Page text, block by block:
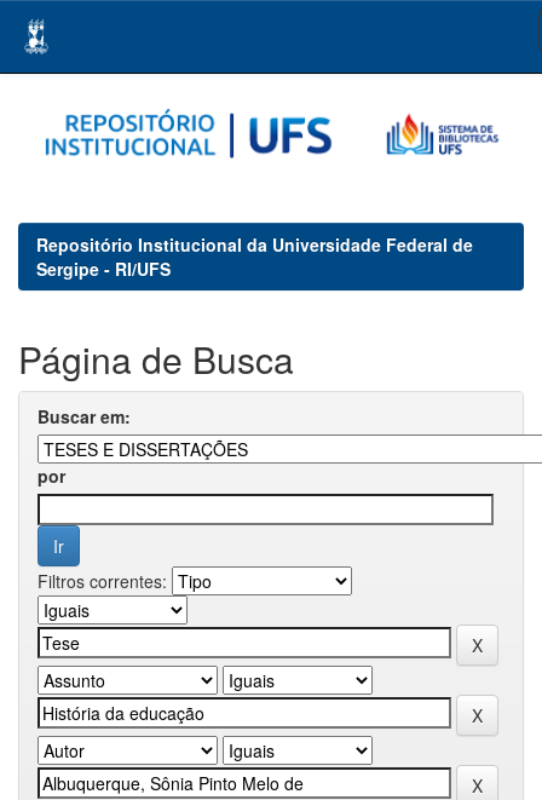
navigation
Repositório Institucional da Universidade Federal de
Sergipe - RI/UFS
Página de Busca
Buscar em:
por
Filtros correntes: